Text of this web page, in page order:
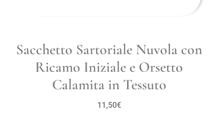
Sacchetto Sartoriale Nuvola con
Ricamo Iniziale e Orsetto
Calamita in Tessuto
11,50€